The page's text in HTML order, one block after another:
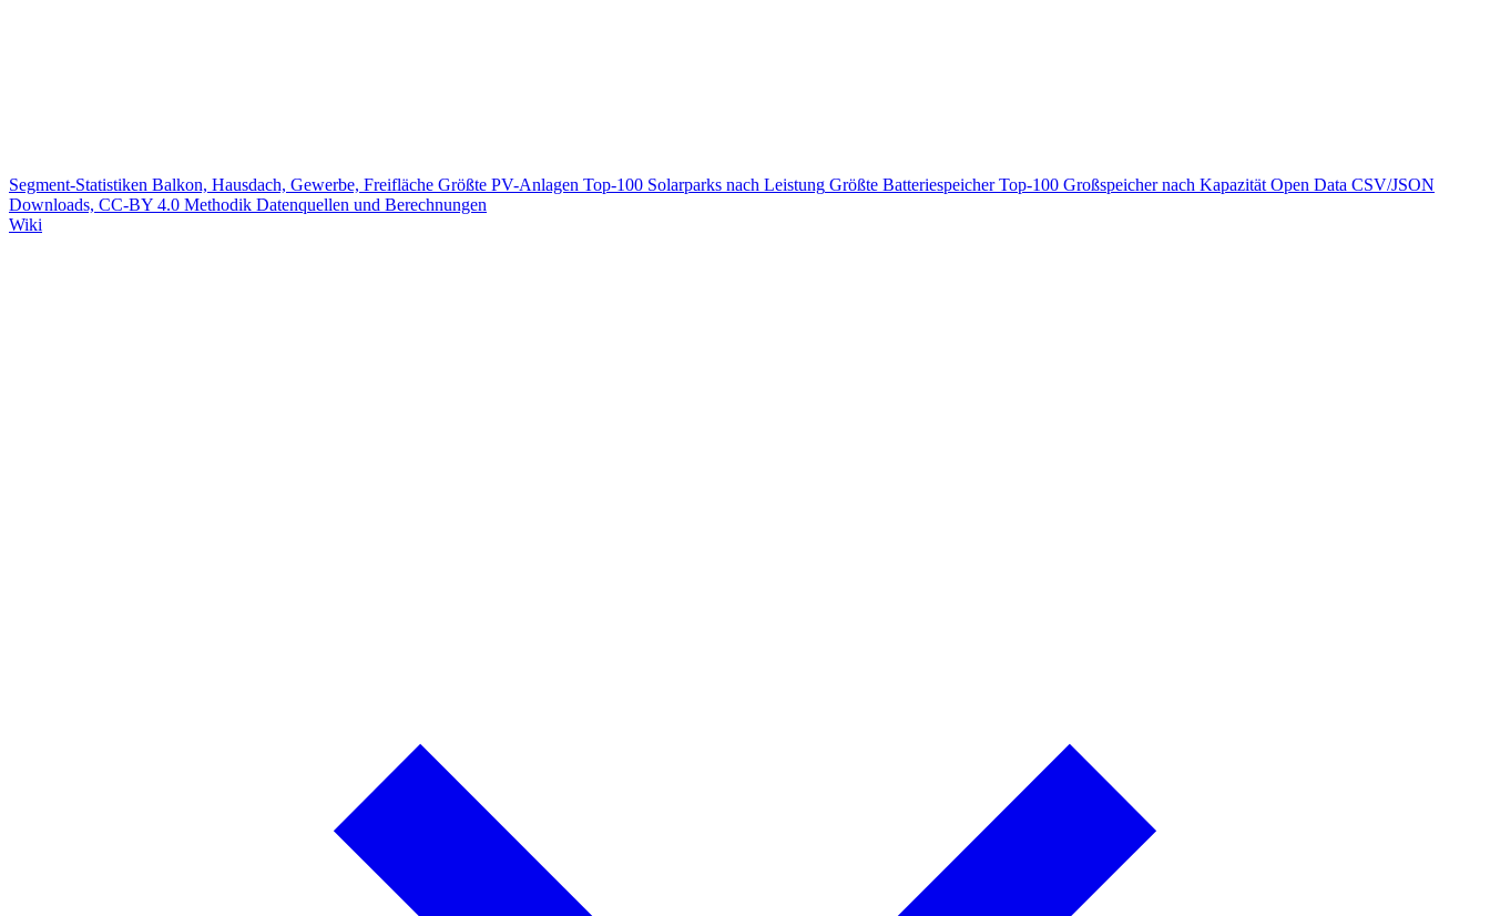
Segment-Statistiken Balkon, Hausdach, Gewerbe, Freifläche Größte PV-Anlagen Top-100 Solarparks nach Leistung Größte Batteriespeicher Top-100 Großspeicher nach Kapazität Open Data CSV/JSON
Downloads, CC-BY 4.0 Methodik Datenquellen und Berechnungen
Wiki